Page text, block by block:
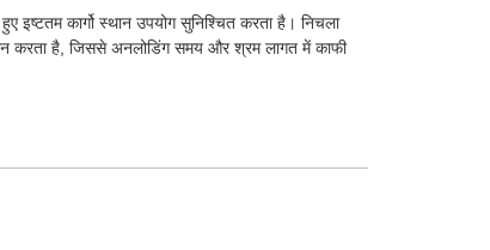
कार्गो स्थान उपयोग सुनिश्चित करता है। निचला
करता है, जिससे अनलोडिंग समय और श्रम लागत में काफी